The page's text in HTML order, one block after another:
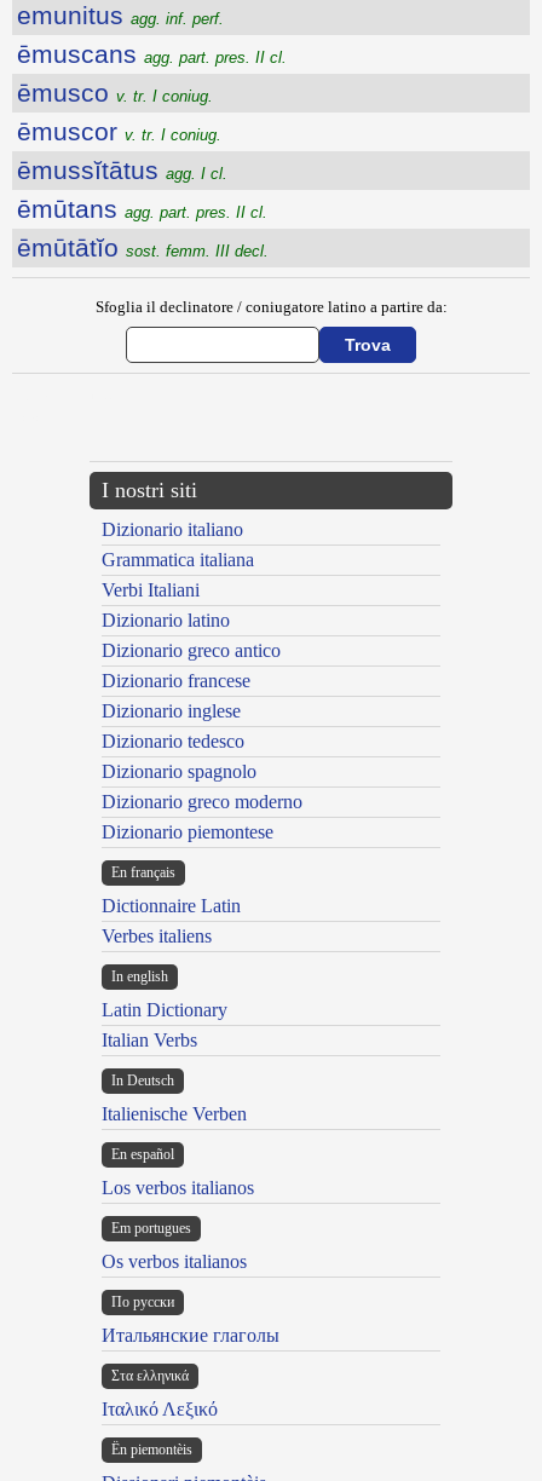
emunitus agg. inf. perf.
ēmuscans agg. part. pres. II cl.
ēmusco v. tr. I coniug.
ēmuscor v. tr. I coniug.
ēmussĭtātus agg. I cl.
ēmūtans agg. part. pres. II cl.
ēmūtātĭo sost. femm. III decl.
Sfoglia il declinatore / coniugatore latino a partire da:
I nostri siti
Dizionario italiano
Grammatica italiana
Verbi Italiani
Dizionario latino
Dizionario greco antico
Dizionario francese
Dizionario inglese
Dizionario tedesco
Dizionario spagnolo
Dizionario greco moderno
Dizionario piemontese
En français
Dictionnaire Latin
Verbes italiens
In english
Latin Dictionary
Italian Verbs
In Deutsch
Italienische Verben
En español
Los verbos italianos
Em portugues
Os verbos italianos
По русски
Итальянские глаголы
Στα ελληνικά
Ιταλικό Λεξικό
Ën piemontèis